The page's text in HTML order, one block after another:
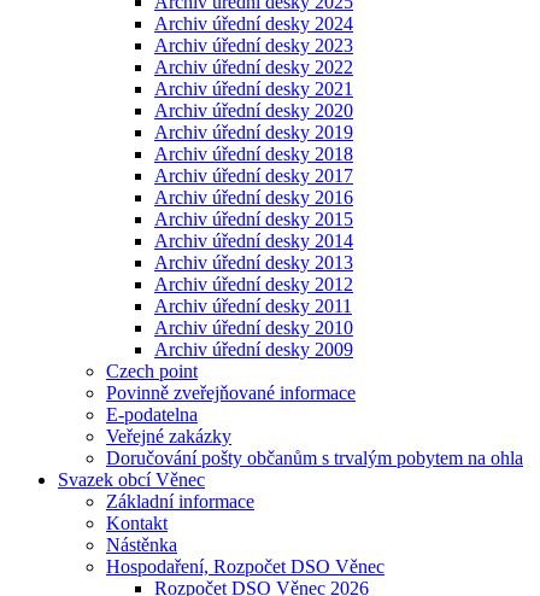
Archiv úřední desky 2024
Archiv úřední desky 2023
Archiv úřední desky 2022
Archiv úřední desky 2021
Archiv úřední desky 2020
Archiv úřední desky 2019
Archiv úřední desky 2018
Archiv úřední desky 2017
Archiv úřední desky 2016
Archiv úřední desky 2015
Archiv úřední desky 2014
Archiv úřední desky 2013
Archiv úřední desky 2012
Archiv úřední desky 2011
Archiv úřední desky 2010
Archiv úřední desky 2009
Czech point
Povinně zveřejňované informace
E-podatelna
Veřejné zakázky
Doručování pošty občanům s trvalým pobytem na ohla
Svazek obcí Věnec
Základní informace
Kontakt
Nástěnka
Hospodaření, Rozpočet DSO Věnec
Rozpočet DSO Věnec 2026